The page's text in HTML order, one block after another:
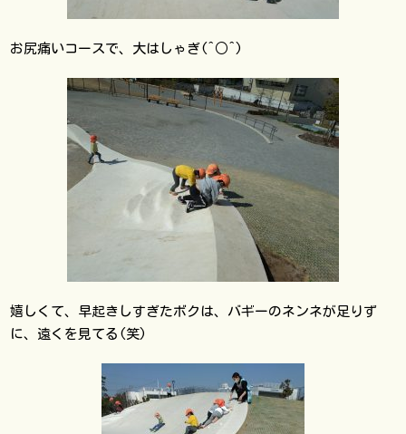
お尻痛いコースで、大はしゃぎ(^○^)
嬉しくて、早起きしすぎたボクは、バギーのネンネが足りず
に、遠くを見てる(笑)